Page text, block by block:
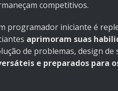
competitivos.
programador iniciante é
aprimoram suas
de problemas, design de
e preparados para